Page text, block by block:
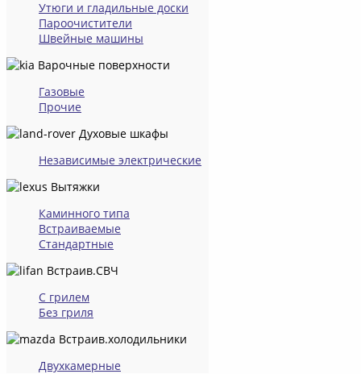
Утюги и гладильные доски
Пароочистители
Швейные машины
Варочные поверхности
Газовые
Прочие
Духовые шкафы
Независимые электрические
Вытяжки
Каминного типа
Встраиваемые
Стандартные
Встраив.СВЧ
С грилем
Без гриля
Встраив.холодильники
Двухкамерные